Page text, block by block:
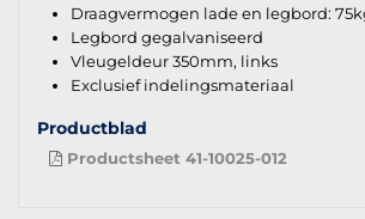
Draagvermogen lade en legbord:
Legbord gegalvaniseerd
Vleugeldeur 350mm, links
Exclusief indelingsmateriaal
Productblad
Productsheet 41-10025-012